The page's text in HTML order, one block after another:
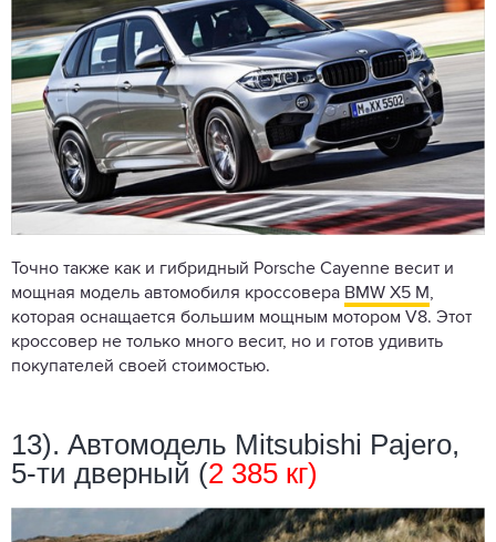
Точно также как и гибридный Porsche Cayenne весит и
мощная модель автомобиля кроссовера BMW X5 M,
которая оснащается большим мощным мотором V8. Этот
кроссовер не только много весит, но и готов удивить
покупателей своей стоимостью.
13). Автомодель Mitsubishi Pajero,
5-ти дверный (2 385 кг)